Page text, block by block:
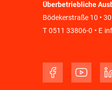
Überbetriebliche
Bödekerstraße 10 •
T 0511 33806-0 • E